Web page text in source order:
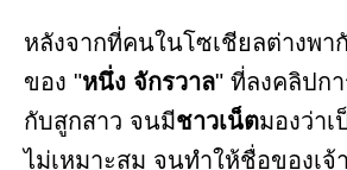
หลังจากที่คนในโซเชียลต่างพา
ของ "หนึ่ง จักรวาล" ที่ลงคลิปก
กับสูกสาว จนมีชาวเน็ตมองว่า
ไม่เหมาะสม จนทำให้ชื่อของเ